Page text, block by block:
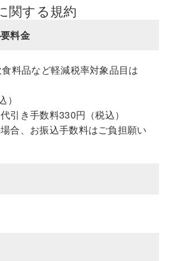
関する規約
料金
食料品など軽減税率対象品目は
）
引き手数料330円（税込）
合、お振込手数料はご負担願い